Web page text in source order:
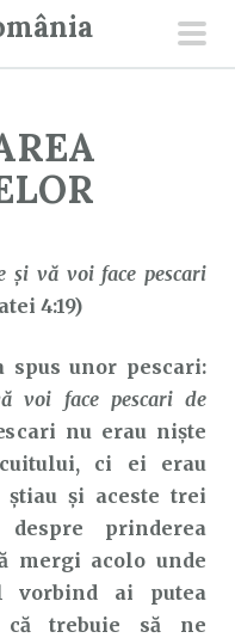
şi vă voi face pescari
4:19)
unor pescari:
voi face pescari de
nu erau niște
ci ei erau
și aceste trei
despre prinderea
mergi acolo unde
vorbind ai putea
că trebuie să ne